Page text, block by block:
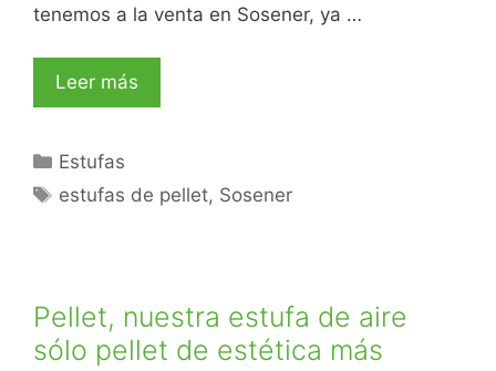
tenemos a la venta en Sosener, ya …
Leer más
Estufas
estufas de pellet, Sosener
Pellet, nuestra estufa de aire
sólo pellet de estética más